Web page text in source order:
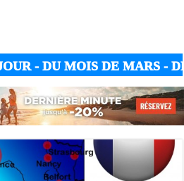
- DU MOIS DE MARS -